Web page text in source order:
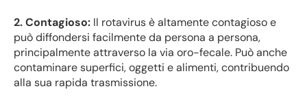
2. Contagioso: Il rotavirus è altamente contagioso e
può diffondersi facilmente da persona a persona,
principalmente attraverso la via oro-fecale. Può anche
contaminare superfici, oggetti e alimenti, contribuendo
alla sua rapida trasmissione.